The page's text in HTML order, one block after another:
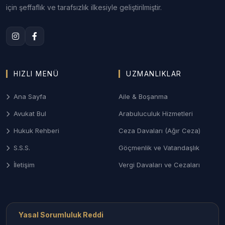
boşanma, nafaka, velayet ve takı (ziynet) alacağı
haklarınızı koruyan yaklaşım.
Diyarbakır genelindeki taşınmazların mülkiyet
kamulaştırma bedel tespit davaları.
senet takibi ve alacakların hızlı tahsili için yürütülen
icra işlemleri.
Avukat Erişimi
için şeffaflık ve tarafsızlık ilkesiyle geliştirilmiştir.
HIZLI MENÜ
Ana Sayfa
Avukat Bul
Hukuk Rehberi
S.S.S.
İletişim
UZMANLIKLAR
Aile & Boşanma
Arabuluculuk Hizmetleri
Ceza Davaları (Ağır Ceza)
Göçmenlik ve Vatandaşlık
Vergi Davaları ve Cezaları
Yasal Sorumluluk Reddi